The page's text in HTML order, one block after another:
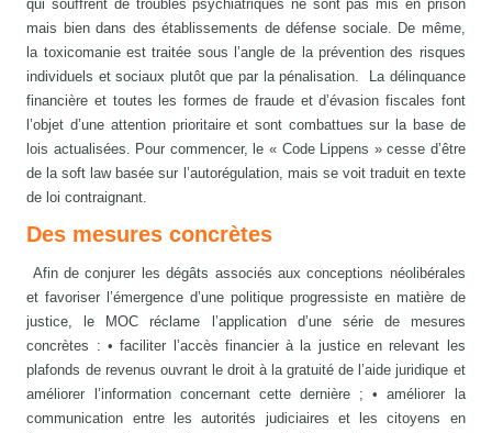
qui souffrent de troubles psychiatriques ne sont pas mis en prison
mais bien dans des établissements de défense sociale. De même,
la toxicomanie est traitée sous l’angle de la prévention des risques
individuels et sociaux plutôt que par la pénalisation. La délinquance
financière et toutes les formes de fraude et d’évasion fiscales font
l’objet d’une attention prioritaire et sont combattues sur la base de
lois actualisées. Pour commencer, le « Code Lippens » cesse d’être
de la soft law basée sur l’autorégulation, mais se voit traduit en texte
de loi contraignant.
Des mesures concrètes
Afin de conjurer les dégâts associés aux conceptions néolibérales
et favoriser l’émergence d’une politique progressiste en matière de
justice, le MOC réclame l’application d’une série de mesures
concrètes : • faciliter l’accès financier à la justice en relevant les
plafonds de revenus ouvrant le droit à la gratuité de l’aide juridique et
améliorer l’information concernant cette dernière ; • améliorer la
communication entre les autorités judiciaires et les citoyens en